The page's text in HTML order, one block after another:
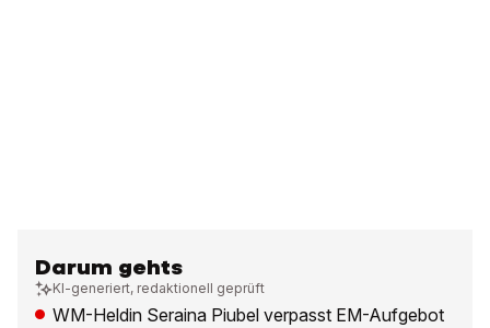
Darum gehts
KI-generiert, redaktionell geprüft
WM-Heldin Seraina Piubel verpasst EM-Aufgebot